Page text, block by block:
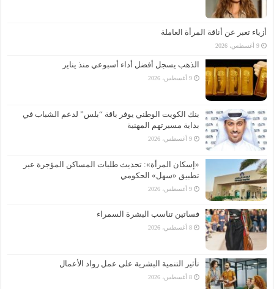
أزياء تعبر عن أناقة المرأة العاملة
9 أغسطس، 2026
الذهب يسجل أفضل أداء أسبوعي منذ يناير
9 أغسطس، 2026
بنك الكويت الوطني يوفر باقة “بلس” لدعم الشباب في
بداية مسيرتهم المهنية
9 أغسطس، 2026
«إسكان المرأة»: تحديث طلبات المساكن المؤجرة عبر
تطبيق «سهل» الحكومي
9 أغسطس، 2026
فساتين تناسب البشرة السمراء
8 أغسطس، 2026
تأثير التنمية البشرية على عمل رواد الأعمال
8 أغسطس، 2026